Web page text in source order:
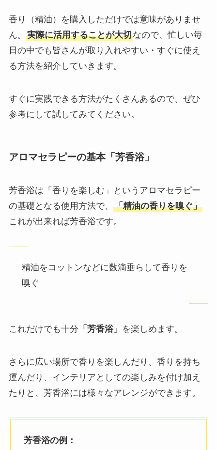
香り（精油）を購入しただけでは意味がありませ
ん。 実際に活用することが大切なので、忙しい毎
日の中でも皆さんが取り入れやすい・すぐに使え
る方法を紹介していきます。
すぐに実践できる方法がたくさんあるので、ぜひ
参考にして試してみてください。
アロマセラピーの基本「芳香浴」
芳香浴は「香りを楽しむ」というアロマセラピー
の基礎となる使用方法で、 「精油の香りを嗅ぐ」
これが出来れば芳香浴です。
精油をコットンなどに数滴垂らして香りを
嗅ぐ
これだけでも十分 「芳香浴」 を楽しめます。
さらに広い場所で香りを楽しんだり、香りを持ち
運んだり、インテリアとしての楽しみを付け加え
たりと、芳香浴には様々なアレンジができます。
芳香浴の例：